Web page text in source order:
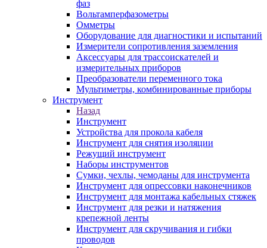
фаз
Вольтамперфазометры
Омметры
Оборудование для диагностики и испытаний
Измерители сопротивления заземления
Аксессуары для трассоискателей и
измерительных приборов
Преобразователи переменного тока
Мультиметры, комбинированные приборы
Инструмент
Назад
Инструмент
Устройства для прокола кабеля
Инструмент для снятия изоляции
Режущий инструмент
Наборы инструментов
Сумки, чехлы, чемоданы для инструмента
Инструмент для опрессовки наконечников
Инструмент для монтажа кабельных стяжек
Инструмент для резки и натяжения
крепежной ленты
Инструмент для скручивания и гибки
проводов